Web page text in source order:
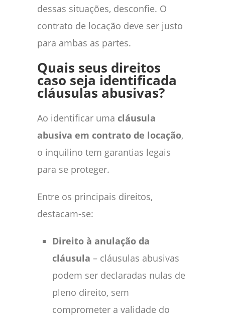
dessas situações, desconfie. O
contrato de locação deve ser justo
para ambas as partes.
Quais seus direitos
caso seja identificada
cláusulas abusivas?
Ao identificar uma cláusula
abusiva em contrato de locação,
o inquilino tem garantias legais
para se proteger.
Entre os principais direitos,
destacam-se:
Direito à anulação da
cláusula – cláusulas abusivas
podem ser declaradas nulas de
pleno direito, sem
comprometer a validade do